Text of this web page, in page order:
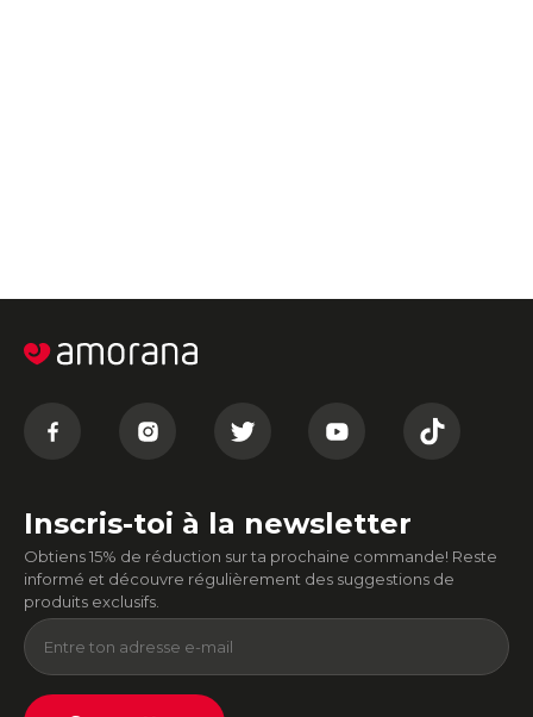
Inscris-toi à la newsletter
Obtiens 15% de réduction sur ta prochaine commande! Reste
informé et découvre régulièrement des suggestions de
produits exclusifs.